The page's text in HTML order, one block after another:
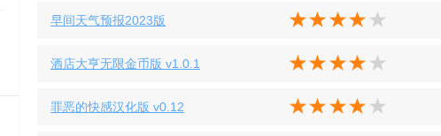
早间天气预报2023版
酒店大亨无限金币版 v1.0.1
罪恶的快感汉化版 v0.12